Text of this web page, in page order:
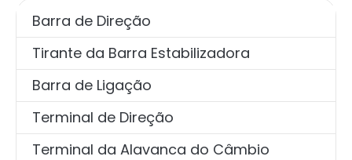
Barra de Direção
Tirante da Barra Estabilizadora
Barra de Ligação
Terminal de Direção
Terminal da Alavanca do Câmbio